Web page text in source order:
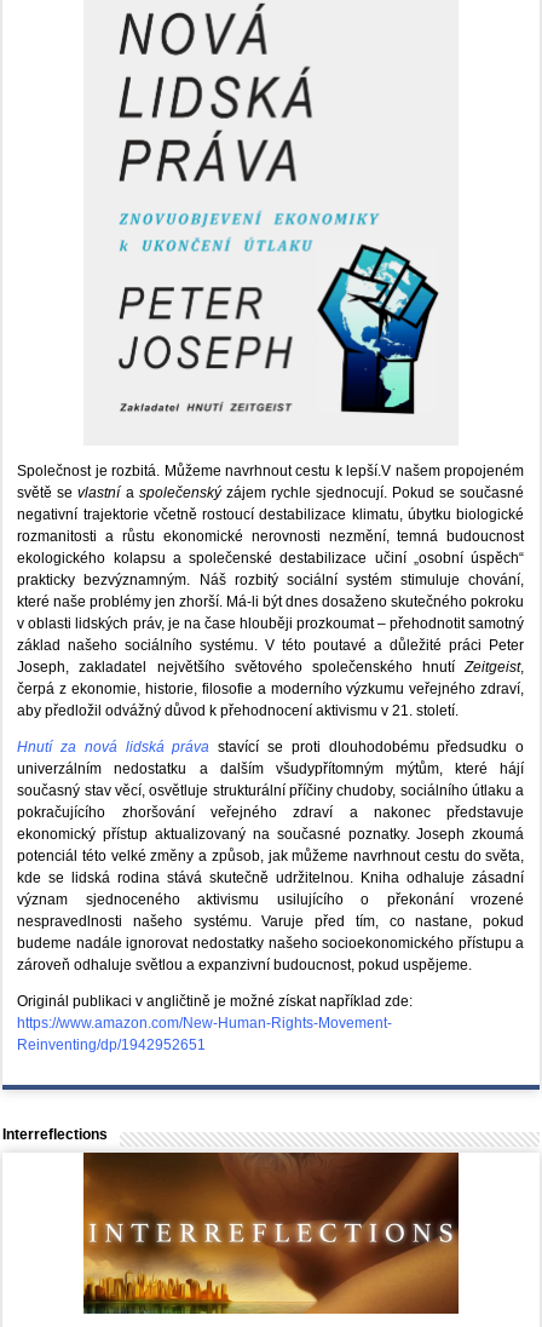
Společnost je rozbitá. Můžeme navrhnout cestu k lepší.V našem propojeném
světě sevlastnía společenskýzájem rychle sjednocují. Pokud se současné
negativní trajektorie včetně rostoucí destabilizace klimatu, úbytku biologické
rozmanitosti a růstu ekonomické nerovnosti nezmění, temná budoucnost
ekologického kolapsu a společenské destabilizace učiní „osobní úspěch“
prakticky bezvýznamným. Náš rozbitý sociální systém stimuluje chování,
které naše problémy jen zhorší. Má-li být dnes dosaženo skutečného pokroku
v oblasti lidských práv, je na čase hlouběji prozkoumat – přehodnotit samotný
základ našeho sociálního systému. V této poutavé a důležité práci Peter
Joseph, zakladatel největšího světového společenského hnutíZeitgeist,
čerpá z ekonomie, historie, filosofie a moderního výzkumu veřejného zdraví,
aby předložil odvážný důvod k přehodnocení aktivismu v 21. století.
Hnutí za nová lidská práva stavící se proti dlouhodobému předsudku o
univerzálním nedostatku a dalším všudypřítomným mýtům, které hájí
současný stav věcí, osvětluje strukturální příčiny chudoby, sociálního útlaku a
pokračujícího zhoršování veřejného zdraví a nakonec představuje
ekonomický přístup aktualizovaný na současné poznatky. Joseph zkoumá
potenciál této velké změny a způsob, jak můžeme navrhnout cestu do světa,
kde se lidská rodina stává skutečně udržitelnou. Kniha odhaluje zásadní
význam sjednoceného aktivismu usilujícího o překonání vrozené
nespravedlnosti našeho systému. Varuje před tím, co nastane, pokud
budeme nadále ignorovat nedostatky našeho socioekonomického přístupu a
zároveň odhaluje světlou a expanzivní budoucnost, pokud uspějeme.
Originál publikaci v angličtině je možné získat například zde:
https://www.amazon.com/New-Human-Rights-Movement-
Reinventing/dp/1942952651
Interreflections